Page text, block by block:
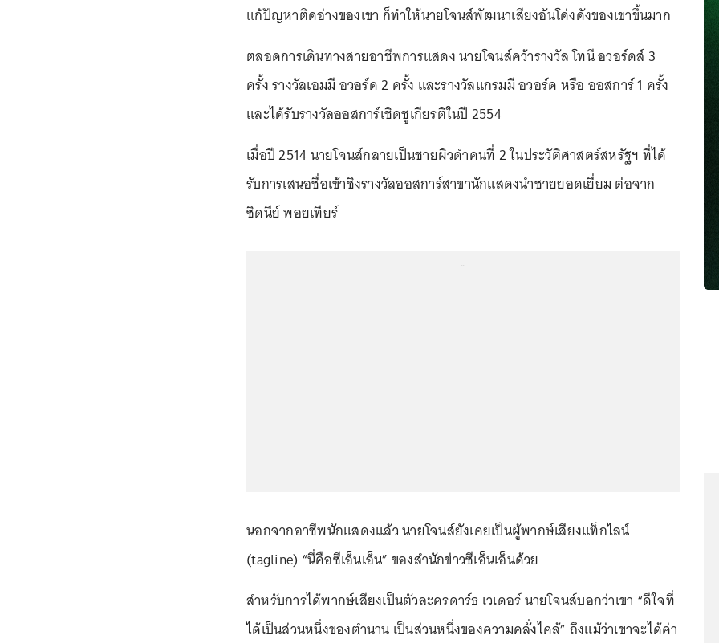
แก้ปัญหาติดอ่างของเขา ก็ทำให้นายโจนส์พัฒนาเสียงอันโด่งดังของเขาขึ้นมาก
ตลอดการเดินทางสายอาชีพการแสดง นายโจนส์คว้ารางวัล โทนี อวอร์ดส์ 3
ครั้ง รางวัลเอมมี อวอร์ด 2 ครั้ง และรางวัลแกรมมี อวอร์ด หรือ ออสการ์ 1 ครั้ง
และได้รับรางวัลออสการ์เชิดชูเกียรติในปี 2554
เมื่อปี 2514 นายโจนส์กลายเป็นชายผิวดำคนที่ 2 ในประวัติศาสตร์สหรัฐฯ ที่ได้
รับการเสนอชื่อเข้าชิงรางวัลออสการ์สาขานักแสดงนำชายยอดเยี่ยม ต่อจาก
ซิดนีย์ พอยเทียร์
นอกจากอาชีพนักแสดงแล้ว นายโจนส์ยังเคยเป็นผู้พากษ์เสียงแท็กไลน์
(tagline) “นี่คือซีเอ็นเอ็น” ของสำนักข่าวซีเอ็นเอ็นด้วย
สำหรับการได้พากษ์เสียงเป็นตัวละครดาร์ธ เวเดอร์ นายโจนส์บอกว่าเขา “ดีใจที่
ได้เป็นส่วนหนึ่งของตำนาน เป็นส่วนหนึ่งของความคลั่งไคล้” ถึงแม้ว่าเขาจะได้ค่า